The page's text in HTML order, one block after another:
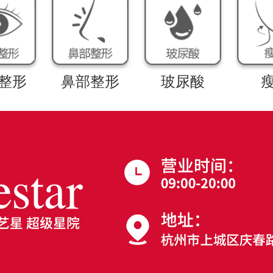
形 鼻部整形 玻尿酸